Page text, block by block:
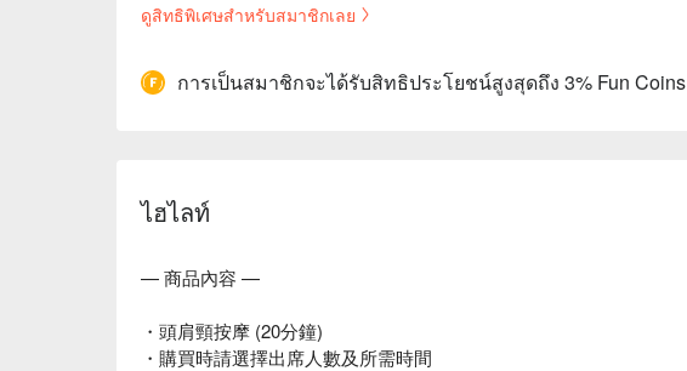
ดูสิทธิพิเศษสำหรับสมาชิกเลย
การเป็นสมาชิกจะได้รับสิทธิประโยชน์สูงสุดถึง 3% Fun Coins
ไฮไลท์
— 商品內容 —
・頭肩頸按摩 (20分鐘)
・購買時請選擇出席人數及所需時間